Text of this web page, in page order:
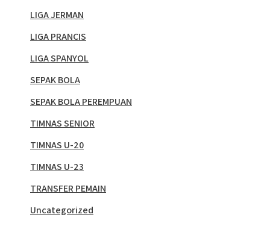
LIGA JERMAN
LIGA PRANCIS
LIGA SPANYOL
SEPAK BOLA
SEPAK BOLA PEREMPUAN
TIMNAS SENIOR
TIMNAS U-20
TIMNAS U-23
TRANSFER PEMAIN
Uncategorized